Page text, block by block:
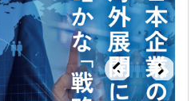
たい
たい
りたい